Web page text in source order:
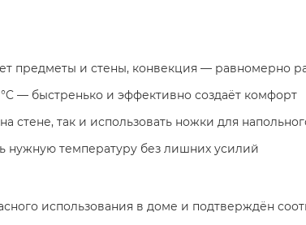
предметы и стены, конвекция — равномерно
— быстренько и эффективно создаёт комфорт
стене, так и использовать ножки для
нужную температуру без лишних усилий
использования в доме и подтверждён